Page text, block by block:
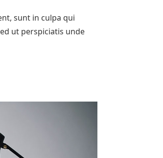
sunt in culpa qui
ut perspiciatis unde